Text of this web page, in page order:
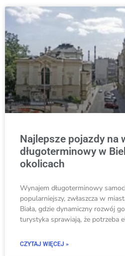
Najlepsze pojazdy na
długoterminowy w
okolicach
Wynajem długote­rminowy
popularniejszy, zwłaszcza w
Biała, gdzie­ dynamiczny rozwój
turystyka sprawiają, że potrze­ba
CZYTAJ WIĘCEJ »